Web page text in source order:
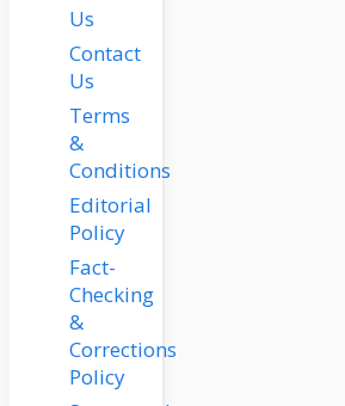
Us
Contact
Us
Terms
&
Conditions
Editorial
Policy
Fact-
Checking
&
Corrections
Policy